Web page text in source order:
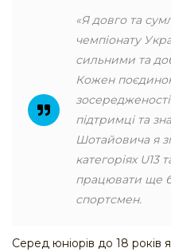
«Я довго та
чемпіонату
сильними та
Кожен
підтримці та
Шотайовича я
категоріях U13
працювати ще
спортсмен.
Серед юніорів до 18 років